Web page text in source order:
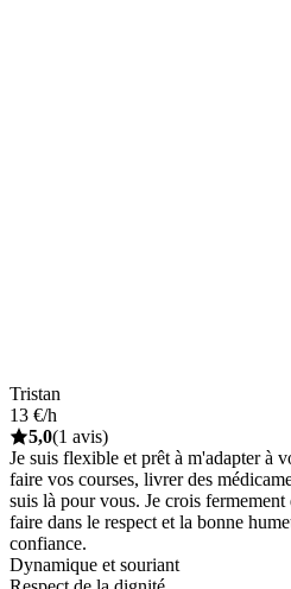
Tristan
13 €/h
5,0(1 avis)
Je suis flexible et prêt à m'adapter à
faire vos courses, livrer des
suis là pour vous. Je crois
faire dans le respect et la bonne
confiance.
Dynamique et souriant